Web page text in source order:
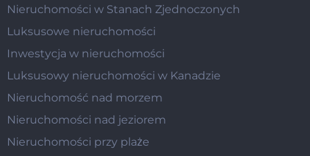
Nieruchomości w Stanach Zjednoczonych
Luksusowe nieruchomości
Inwestycja w nieruchomości
Luksusowy nieruchomości w Kanadzie
Nieruchomość nad morzem
Nieruchomości nad jeziorem
Nieruchomości przy plaże